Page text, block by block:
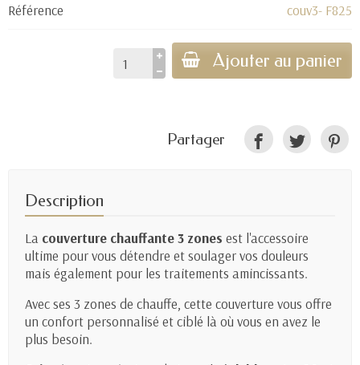
Référence couv3- F825
Ajouter au panier
Partager
Description
La couverture chauffante 3 zones est l'accessoire
ultime pour vous détendre et soulager vos douleurs
mais également pour les traitements amincissants.
Avec ses 3 zones de chauffe, cette couverture vous offre
un confort personnalisé et ciblé là où vous en avez le
plus besoin.